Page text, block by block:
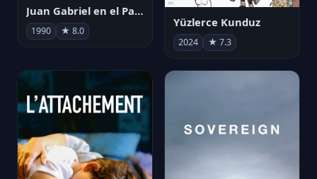
Juan Gabriel en el Palacio de Bellas Artes
1990 ★ 8.0
Yüzlerce Kunduz
2024 ★ 7.3